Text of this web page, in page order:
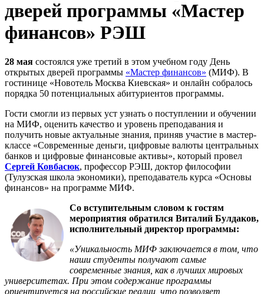
дверей программы «Мастер
финансов» РЭШ
28 мая состоялся уже третий в этом учебном году День
открытых дверей программы «Мастер финансов» (МИФ). В
гостинице «Новотель Москва Киевская» и онлайн собралось
порядка 50 потенциальных абитуриентов программы.
Гости смогли из первых уст узнать о поступлении и обучении
на МИФ, оценить качество и уровень преподавания и
получить новые актуальные знания, приняв участие в мастер-
классе «Современные деньги, цифровые валюты центральных
банков и цифровые финансовые активы», который провел
Сергей Ковбасюк, профессор РЭШ, доктор философии
(Тулузская школа экономики), преподаватель курса «Основы
финансов» на программе МИФ.
Со вступительным словом к гостям
мероприятия обратился Виталий Булдаков,
исполнительный директор программы:
«Уникальность МИФ заключается в том, что
наши студенты получают самые
современные знания, как в лучших мировых
университетах. При этом содержание программы
ориентируется на российские реалии, что позволяет